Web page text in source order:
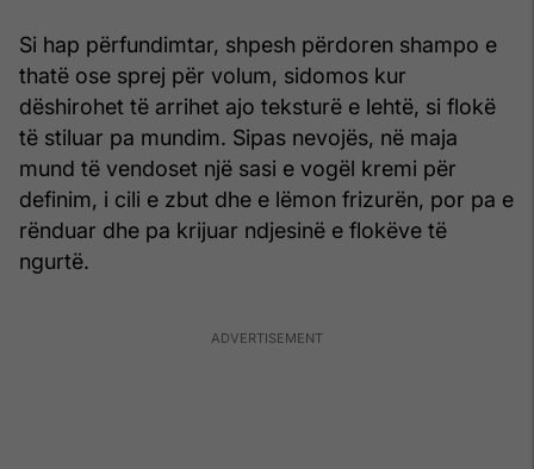
Si hap përfundimtar, shpesh përdoren shampo e
thatë ose sprej për volum, sidomos kur
dëshirohet të arrihet ajo teksturë e lehtë, si flokë
të stiluar pa mundim. Sipas nevojës, në maja
mund të vendoset një sasi e vogël kremi për
definim, i cili e zbut dhe e lëmon frizurën, por pa e
rënduar dhe pa krijuar ndjesinë e flokëve të
ngurtë.